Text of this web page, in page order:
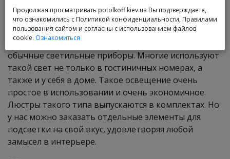
великолепный эффект в иллюминации и создаст
перелив или мерцание на ваших стенах и потолке,
тем самым заставляя ваше помещении словно
играть с вами. Она намного больше служит чем в
обычные светильные приборы. Многие используют
такой свет не только в гостиничных номерах, а
также и у себя в доме. Такое освещение очень
простое в использовании и очень экономичное.
Люстры такого типа выпускаются в комплектах. Но
у нас можно заказать отдельные элементы для
подсветки на свой вкус, удовлетворяя любой
замысел в интерьере.
Продолжая просматривать potolkoff.kiev.ua Вы подтверждаете,
что ознакомились с Политикой конфиденциальности, Правилами
пользования сайтом и согласны с использованием файлов
cookie. Ознакомиться